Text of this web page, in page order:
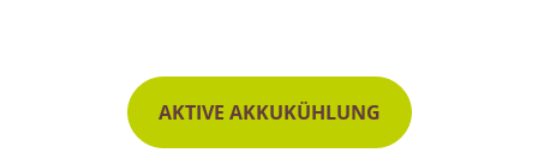
AKTIVE AKKUKÜHLUNG